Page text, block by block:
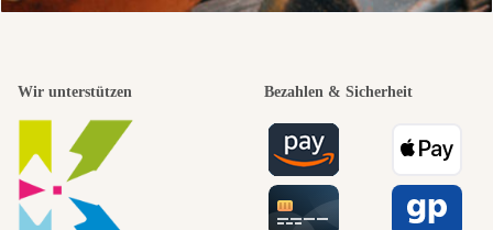
Wir unterstützen Bezahlen & Sicherheit